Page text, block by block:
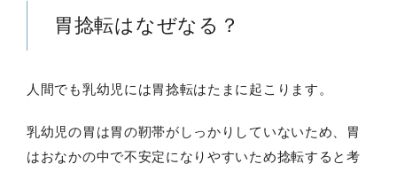
胃捻転はなぜなる？
人間でも乳幼児には胃捻転はたまに起こります。
乳幼児の胃は胃の靭帯がしっかりしていないため、胃
はおなかの中で不安定になりやすいため捻転すると考